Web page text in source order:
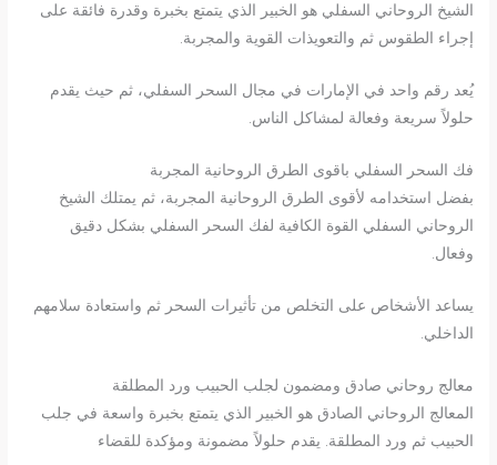
الشيخ الروحاني السفلي هو الخبير الذي يتمتع بخبرة وقدرة فائقة على
إجراء الطقوس ثم والتعويذات القوية والمجربة.
يُعد رقم واحد في الإمارات في مجال السحر السفلي، ثم حيث يقدم
حلولاً سريعة وفعالة لمشاكل الناس.
فك السحر السفلي باقوى الطرق الروحانية المجربة
بفضل استخدامه لأقوى الطرق الروحانية المجربة، ثم يمتلك الشيخ
الروحاني السفلي القوة الكافية لفك السحر السفلي بشكل دقيق
وفعال.
يساعد الأشخاص على التخلص من تأثيرات السحر ثم واستعادة سلامهم
الداخلي.
معالج روحاني صادق ومضمون لجلب الحبيب ورد المطلقة
المعالج الروحاني الصادق هو الخبير الذي يتمتع بخبرة واسعة في جلب
الحبيب ثم ورد المطلقة. يقدم حلولاً مضمونة ومؤكدة للقضاء